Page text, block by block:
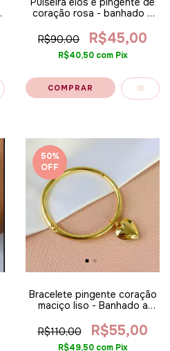
coração rosa - banhado a
R$90,00
R$45,00
R$40,50 com Pix
50%
OFF
Bracelete pingente coração
maciço liso - Banhado a
R$110,00
R$55,00
R$49,50 com Pix